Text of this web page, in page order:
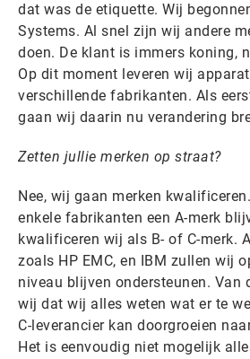
dat was de etiquette. Wij
Systems. Al snel zijn wij andere
doen. De klant is immers koning,
Op dit moment leveren wij
verschillende fabrikanten. Als
gaan wij daarin nu verandering
Zetten jullie merken op straat?
Nee, wij gaan merken
enkele fabrikanten een A-merk
kwalificeren wij als B- of C-merk.
zoals HP EMC, en IBM zullen wij
niveau blijven ondersteunen. Van
wij dat wij alles weten wat er te
C-leverancier kan doorgroeien
Het is eenvoudig niet mogelijk